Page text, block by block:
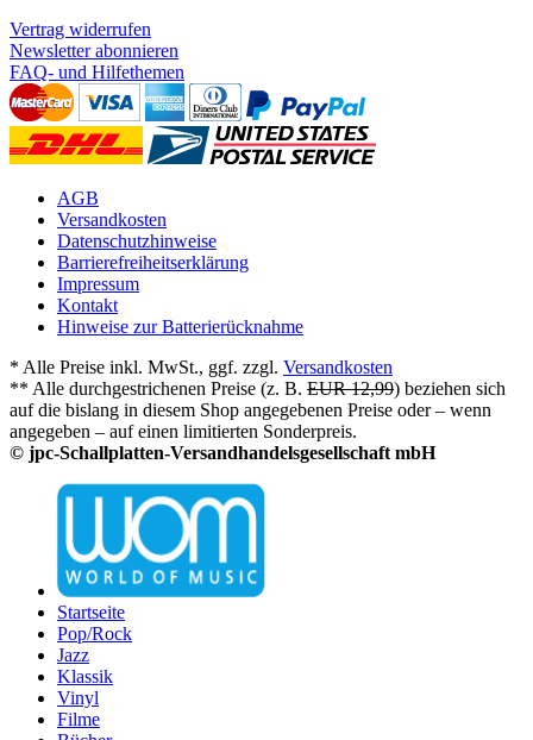
Vertrag widerrufen
Newsletter abonnieren
FAQ- und Hilfethemen
AGB
Versandkosten
Datenschutzhinweise
Barrierefreiheitserklärung
Impressum
Kontakt
Hinweise zur Batterierücknahme
* Alle Preise inkl. MwSt., ggf. zzgl. Versandkosten
** Alle durchgestrichenen Preise (z. B. EUR 12,99) beziehen sich
auf die bislang in diesem Shop angegebenen Preise oder – wenn
angegeben – auf einen limitierten Sonderpreis.
© jpc-Schallplatten-Versandhandelsgesellschaft mbH
Startseite
Pop/Rock
Jazz
Klassik
Vinyl
Filme